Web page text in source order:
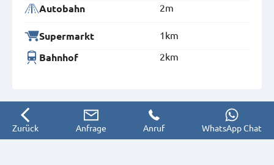
Autobahn 2m
Supermarkt 1km
Bahnhof 2km
Zurück Anfrage Anruf WhatsApp Chat